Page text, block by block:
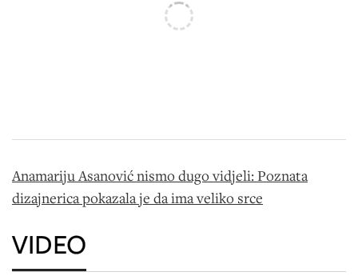
Anamariju Asanović nismo dugo vidjeli: Poznata
dizajnerica pokazala je da ima veliko srce
VIDEO